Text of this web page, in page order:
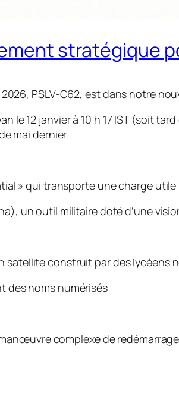
stratégique
PSLV-C62, est dans notre
le 12 janvier à 10 h 17 IST (soit
mai dernier
» qui transporte une charge
un outil militaire doté d’une
satellite construit par des lycéens
des noms numérisés
complexe de